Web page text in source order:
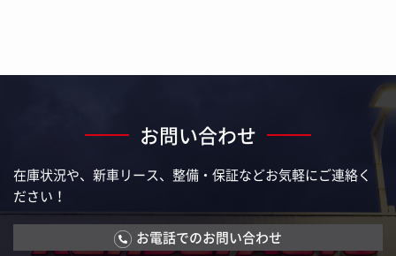
お問い合わせ
在庫状況や、新車リース、整備・保証などお気軽にご連絡く
ださい！
お電話でのお問い合わせ